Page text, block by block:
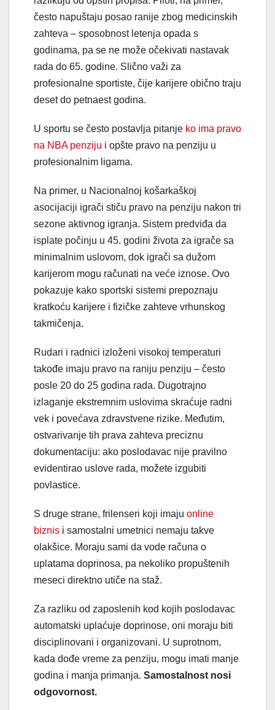
često napuštaju posao ranije zbog medicinskih
zahteva – sposobnost letenja opada s
godinama, pa se ne može očekivati nastavak
rada do 65. godine. Slično važi za
profesionalne sportiste, čije karijere obično traju
deset do petnaest godina.
U sportu se često postavlja pitanje ko ima pravo
na NBA penziju i opšte pravo na penziju u
profesionalnim ligama.
Na primer, u Nacionalnoj košarkaškoj
asocijaciji igrači stiču pravo na penziju nakon tri
sezone aktivnog igranja. Sistem predviđa da
isplate počinju u 45. godini života za igrače sa
minimalnim uslovom, dok igrači sa dužom
karijerom mogu računati na veće iznose. Ovo
pokazuje kako sportski sistemi prepoznaju
kratkoću karijere i fizičke zahteve vrhunskog
takmičenja.
Rudari i radnici izloženi visokoj temperaturi
takođe imaju pravo na raniju penziju – često
posle 20 do 25 godina rada. Dugotrajno
izlaganje ekstremnim uslovima skraćuje radni
vek i povećava zdravstvene rizike. Međutim,
ostvarivanje tih prava zahteva preciznu
dokumentaciju: ako poslodavac nije pravilno
evidentirao uslove rada, možete izgubiti
povlastice.
S druge strane, frilenseri koji imaju online
biznis i samostalni umetnici nemaju takve
olakšice. Moraju sami da vode računa o
uplatama doprinosa, pa nekoliko propuštenih
meseci direktno utiče na staž.
Za razliku od zaposlenih kod kojih poslodavac
automatski uplaćuje doprinose, oni moraju biti
disciplinovani i organizovani. U suprotnom,
kada dođe vreme za penziju, mogu imati manje
godina i manja primanja. Samostalnost nosi
odgovornost.